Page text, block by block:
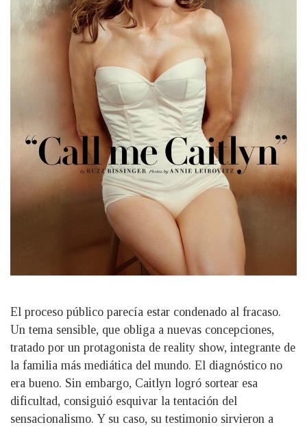
El proceso público parecía estar condenado al fracaso.
Un tema sensible, que obliga a nuevas concepciones,
tratado por un protagonista de reality show, integrante de
la familia más mediática del mundo. El diagnóstico no
era bueno. Sin embargo, Caitlyn logró sortear esa
dificultad, consiguió esquivar la tentación del
sensacionalismo. Y su caso, su testimonio sirvieron a